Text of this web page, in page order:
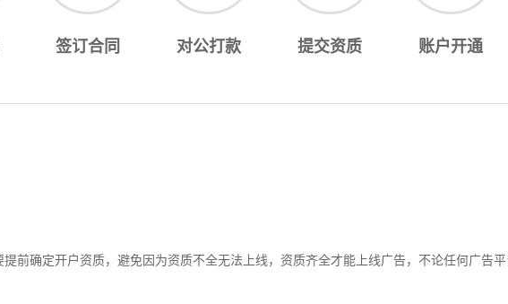
签订合同 对公打款 提交资质 账户开通
前确定开户资质，避免因为资质不全无法上线，资质齐全才能上线广告，不论任何广告